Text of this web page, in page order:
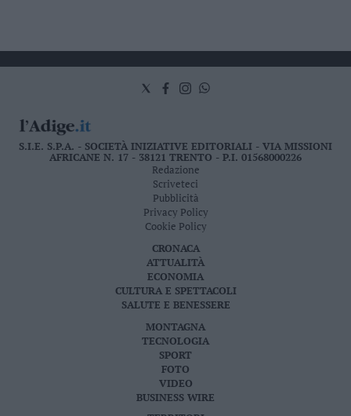
maggio. Il corso inizierà lunedì 9 giugno
S.I.E. S.P.A. - SOCIETÀ INIZIATIVE EDITORIALI - VIA MISSIONI
AFRICANE N. 17 - 38121 TRENTO - P.I. 01568000226
Redazione
Scriveteci
Pubblicità
Privacy Policy
Cookie Policy
CRONACA
ATTUALITÀ
ECONOMIA
CULTURA E SPETTACOLI
SALUTE E BENESSERE
MONTAGNA
TECNOLOGIA
SPORT
FOTO
VIDEO
BUSINESS WIRE